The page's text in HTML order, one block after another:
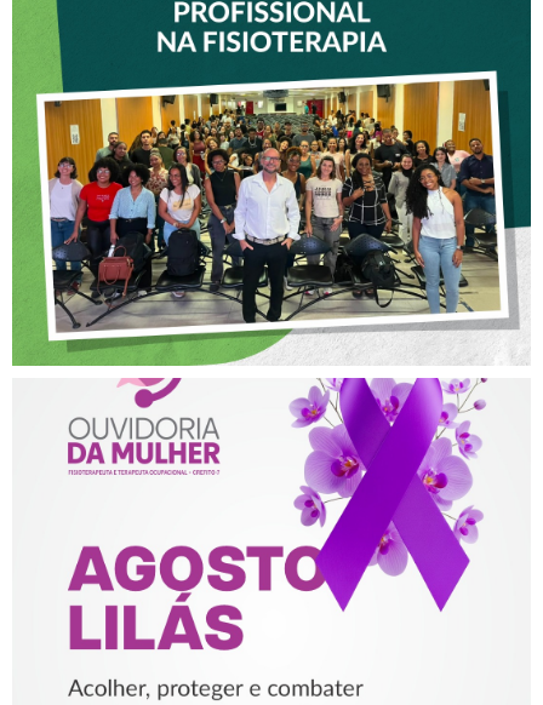
VICE-PRESIDENTE DO
CREFITO-7 PARTICIPA DE
OFICINA SOBRE ÉTICA E
POSTURA PROFISSIONAL
NA FISIOTERAPIA
AGOSTO LILÁS – ACOLHER,
PROTEGER E COMBATER A
VIOLÊNCIA CONTRA A
MULHER